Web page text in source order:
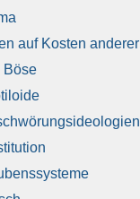
auf Kos­ten ande­rer
Böse